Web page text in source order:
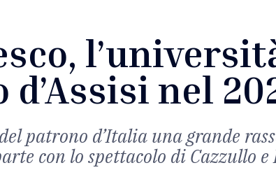
nel
patrono d’Italia una grande
con lo spettacolo di Cazzullo